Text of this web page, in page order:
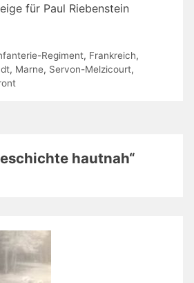
für Paul Riebenstein
Regiment, Frankreich,
, Marne, Servon-Melzicourt,
hautnah“